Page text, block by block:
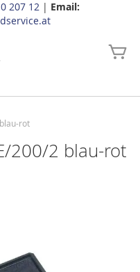
207 12| Email:
rot
200/2 blau-rot